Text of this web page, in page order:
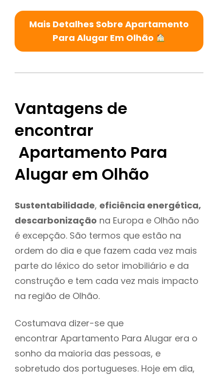
Mais Detalhes Sobre Apartamento
Para Alugar Em Olhão
Vantagens de
encontrar
Apartamento Para
Alugar em Olhão
Sustentabilidade, eficiência energética,
descarbonização na Europa e Olhão não
é excepção. São termos que estão na
ordem do dia e que fazem cada vez mais
parte do léxico do setor imobiliário e da
construção e tem cada vez mais impacto
na região de Olhão.
Costumava dizer-se que
encontrar Apartamento Para Alugar era o
sonho da maioria das pessoas, e
sobretudo dos portugueses. Hoje em dia,